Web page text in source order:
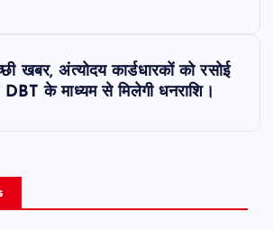
खबर, अंत्योदय कार्डधारकों को रसोई
के माध्यम से मिलेगी धनराशि।